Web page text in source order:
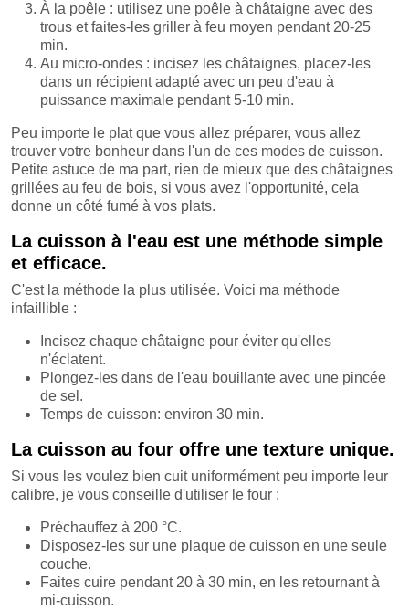
À la poêle : utilisez une poêle à châtaigne avec des
trous et faites-les griller à feu moyen pendant 20-25
min.
Au micro-ondes : incisez les châtaignes, placez-les
dans un récipient adapté avec un peu d'eau à
puissance maximale pendant 5-10 min.
Peu importe le plat que vous allez préparer, vous allez
trouver votre bonheur dans l'un de ces modes de cuisson.
Petite astuce de ma part, rien de mieux que des châtaignes
grillées au feu de bois, si vous avez l'opportunité, cela
donne un côté fumé à vos plats.
La cuisson à l'eau est une méthode simple
et efficace.
C'est la méthode la plus utilisée. Voici ma méthode
infaillible :
Incisez chaque châtaigne pour éviter qu'elles
n'éclatent.
Plongez-les dans de l'eau bouillante avec une pincée
de sel.
Temps de cuisson: environ 30 min.
La cuisson au four offre une texture unique.
Si vous les voulez bien cuit uniformément peu importe leur
calibre, je vous conseille d'utiliser le four :
Préchauffez à 200 °C.
Disposez-les sur une plaque de cuisson en une seule
couche.
Faites cuire pendant 20 à 30 min, en les retournant à
mi-cuisson.